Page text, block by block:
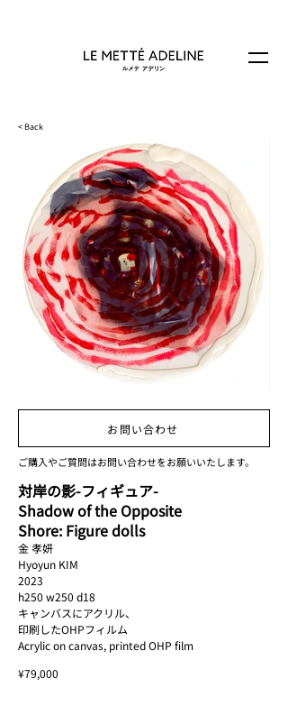
< Back
HyoyunKIM_対岸の影_フィ
ギュア2023.jpg
お問い合わせ
ご購入やご質問はお問い合わせをお願いいたします。
対岸の影-フィギュア-
Shadow of the Opposite
Shore: Figure dolls
金 孝妍
Hyoyun KIM
2023
h250 w250 d18
キャンバスにアクリル、
印刷したOHPフィルム
Acrylic on canvas, printed OHP film
¥79,000